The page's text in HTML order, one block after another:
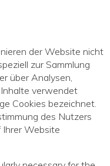
der Website nicht
zur Sammlung
über Analysen,
verwendet
Cookies bezeichnet.
des Nutzers
Ihrer Website